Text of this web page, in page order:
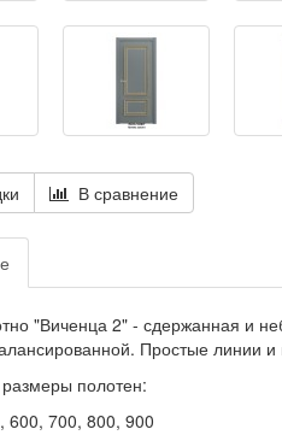
В сравнение
"Виченца 2" - сдержанная и
Простые линии и
полотен:
700, 800, 900